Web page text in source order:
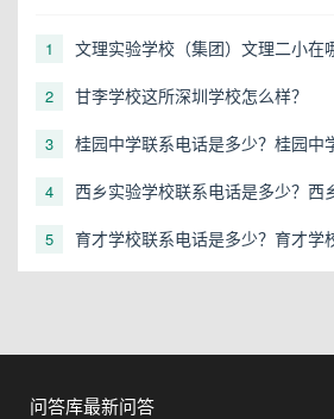
1
文理实验学校（集团）文理二小在
2 甘李学校这所深圳学校怎么样？
3
桂园中学联系电话是多少？桂园中
4
西乡实验学校联系电话是多少？西
5
育才学校联系电话是多少？育才学
少？
问答库最新问答